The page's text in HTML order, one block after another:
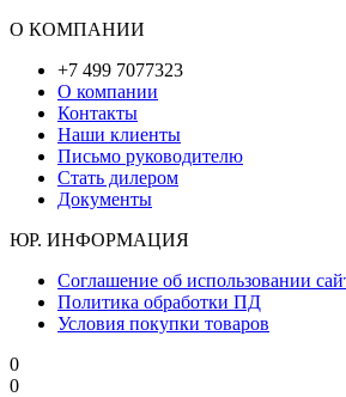
О КОМПАНИИ
+7 499 7077323
О компании
Контакты
Наши клиенты
Письмо руководителю
Стать дилером
Документы
ЮР. ИНФОРМАЦИЯ
Соглашение об использовании
Политика обработки ПД
Условия покупки товаров
0
0